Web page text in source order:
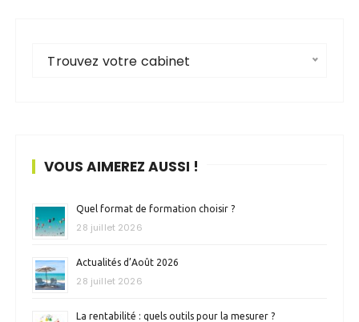
Trouvez votre cabinet
VOUS AIMEREZ AUSSI !
Quel format de formation choisir ?
28 juillet 2026
Actualités d’Août 2026
28 juillet 2026
La rentabilité : quels outils pour la mesurer ?